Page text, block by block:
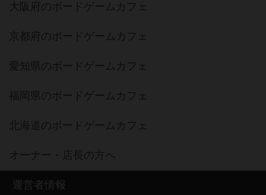
大阪府のボードゲームカフェ
京都府のボードゲームカフェ
愛知県のボードゲームカフェ
福岡県のボードゲームカフェ
北海道のボードゲームカフェ
オーナー・店長の方へ
運営者情報